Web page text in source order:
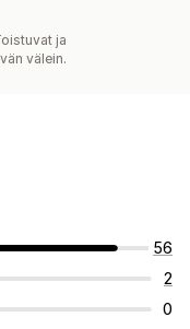
ja
välein.
56
2
0